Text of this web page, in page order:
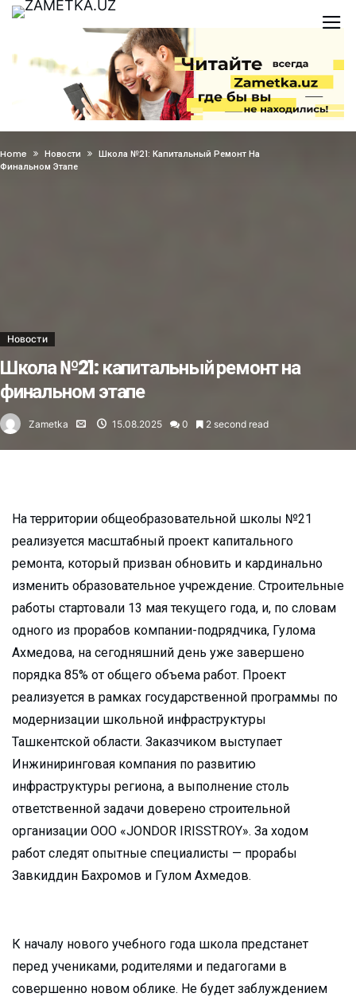
Home Новости
Школа №21: Капитальный Ремонт На
Финальном Этапе
Новости
Школа №21: капитальный ремонт на
финальном этапе
Zametka 15.08.2025 0 2 second read
На территории общеобразовательной школы №21
реализуется масштабный проект капитального
ремонта, который призван обновить и кардинально
изменить образовательное учреждение. Строительные
работы стартовали 13 мая текущего года, и, по словам
одного из прорабов компании-подрядчика, Гулома
Ахмедова, на сегодняшний день уже завершено
порядка 85% от общего объема работ. Проект
реализуется в рамках государственной программы по
модернизации школьной инфраструктуры
Ташкентской области. Заказчиком выступает
Инжиниринговая компания по развитию
инфраструктуры региона, а выполнение столь
ответственной задачи доверено строительной
организации ООО «JONDOR IRISSTROY». За ходом
работ следят опытные специалисты — прорабы
Завкиддин Бахромов и Гулом Ахмедов.
К началу нового учебного года школа предстанет
перед учениками, родителями и педагогами в
совершенно новом облике. Не будет заблуждением